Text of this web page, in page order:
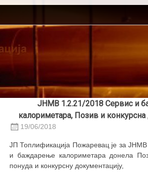
Skip
content
ЈНМВ 1.2.21/2018 Сервис и
калориметара, Позив и конкурсна
19/06/2018
ЈП Топлификација Пожаревац је за
и баждарење калориметара донела
понуда и конкурсну документацију,